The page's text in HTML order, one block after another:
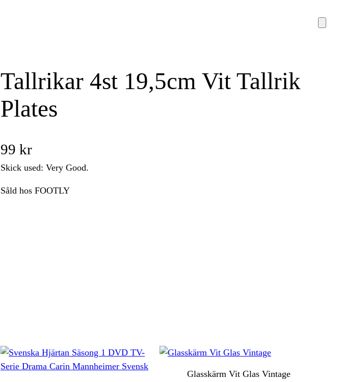
Tallrikar 4st 19,5cm Vit Tallrik
Plates
99 kr
Skick used: Very Good.
Såld hos FOOTLY
Glasskärm Vit Glas Vintage